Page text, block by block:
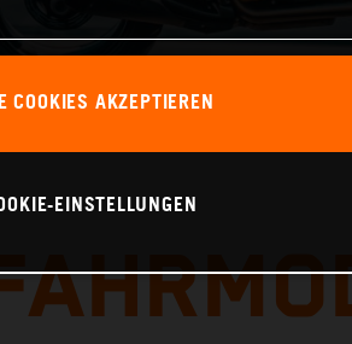
COOKIES AKZEPTIEREN
EINSTELLUNGEN